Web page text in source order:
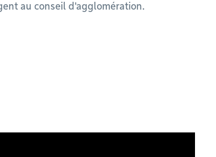
au conseil d'agglomération.